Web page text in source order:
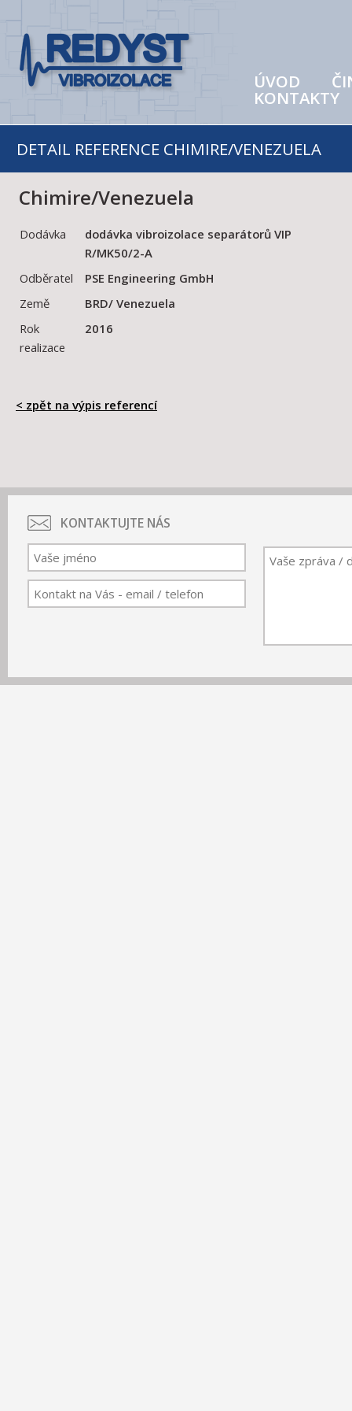
ÚVOD
KONTAKTY
DETAIL REFERENCE CHIMIRE/VENEZUELA
Chimire/Venezuela
Dodávka
dodávka vibroizolace separátorů VIP
R/MK50/2-A
Odběratel
PSE Engineering GmbH
Země
BRD/ Venezuela
Rok
realizace
2016
< zpět na výpis referencí
KONTAKTUJTE NÁS